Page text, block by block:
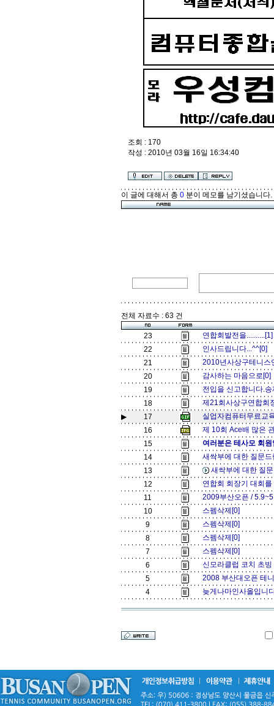
조회 : 170
작성 : 2010년 03월 16일 16:34:40
이 글에 대해서 총 0 분이 메모를 남기셨습니다.
전체 자료수 : 63 건
23
연합회발전을
22
인사드립니다...^^[0]
21
2010년사상구테니
20
감사하는 마음으로[0]
19
전입을 신고합니다.
18
제21회사상구연합회
▶
17
실업자컴퓨터무료교
16
제 10회 Ace배 많은
15
여러분은 테사모 회
14
새싹부에 대한 질문
13
새싹부에 대한 질
12
연합회 회장기 대회
11
2009부산오픈 /
10
스펨삭제[0]
9
스펨삭제[0]
8
스펨삭제[0]
7
스펨삭제[0]
6
신모라클럽 코치 초
5
2008 부산대오픈 테
4
늦게나마인사올입니